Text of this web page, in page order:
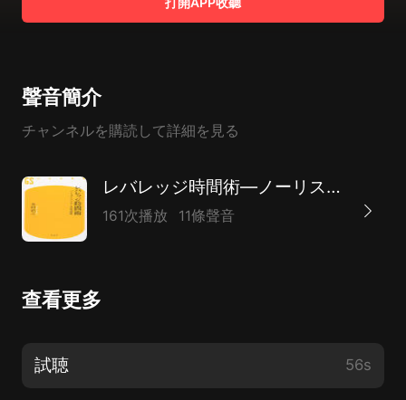
聲音簡介
チャンネルを購読して詳細を見る
レバレッジ時間術―ノーリスク・ハイリターンの成功原則
161次播放 11條聲音
查看更多
試聴 56s